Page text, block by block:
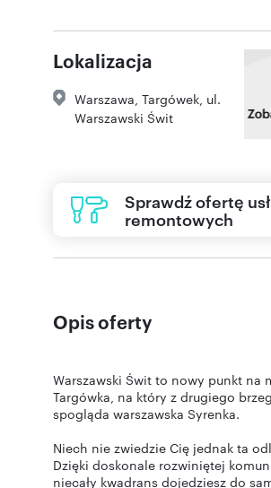
Lokalizacja
Warszawa, Targówek, ul.
Warszawski Świt
Sprawdź ofertę
remontowych
Opis oferty
Warszawski Świt to nowy punkt na
Targówka, na który z drugiego
spogląda warszawska Syrenka.
Niech nie zwiedzie Cię jednak ta
Dzięki doskonale rozwiniętej
niecały kwadrans dojedziesz do